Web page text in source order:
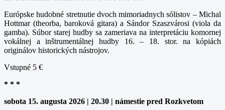
Európske hudobné stretnutie dvoch mimoriadnych sólistov – Michal
Hottmar (theorba, baroková gitara) a Sándor Szaszvárosi (viola da
gamba). Súbor starej hudby sa zameriava na interpretáciu komornej
vokálnej a inštrumentálnej hudby 16. – 18. stor. na kópiách
originálov historických nástrojov.
Vstupné 5 €
* * *
sobota 15. augusta 2026 | 20.30 | námestie pred Rozkvetom